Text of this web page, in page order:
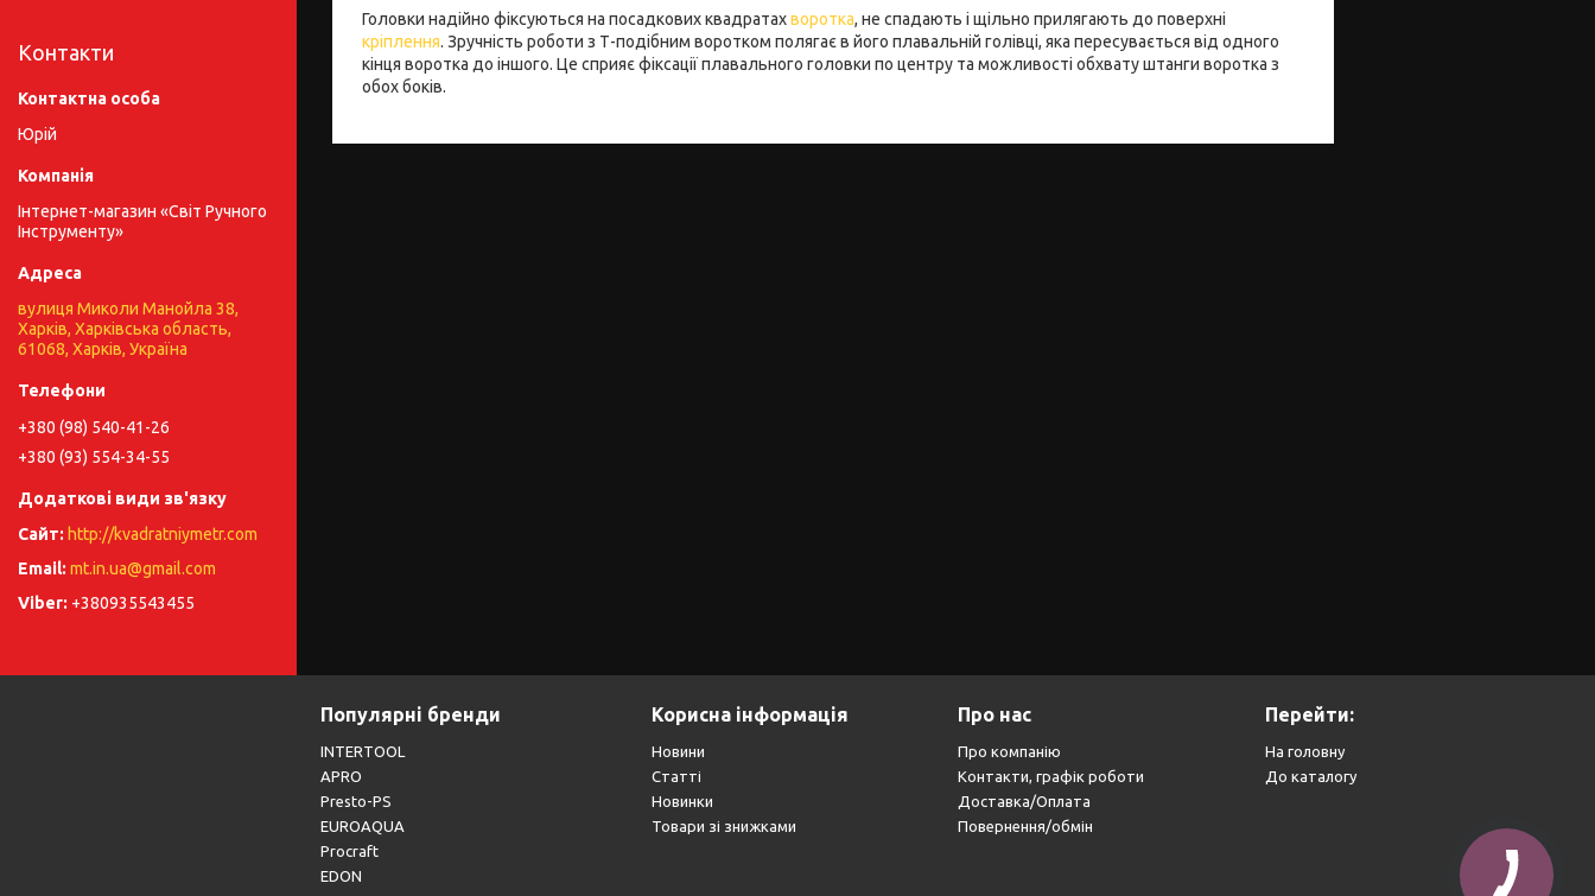
Головки надійно фіксуються на посадкових квадратахворотка, не спадають і щільно прилягають до поверхні
кріплення. Зручність роботи з Т-подібним воротком полягає в його плавальній голівці, яка пересувається від одного
кінця воротка до іншого. Це сприяє фіксації плавального головки по центру та можливості обхвату штанги воротка з
обох боків.
Контакти
Юрій
Інтернет-магазин «Світ Ручного
Інструменту»
вулиця Миколи Манойла 38,
Харків, Харківська область,
61068, Харків, Україна
+380 (98) 540-41-26
+380 (93) 554-34-55
http://kvadratniymetr.com
mt.in.ua@gmail.com
+380935543455
Популярні бренди
INTERTOOL
APRO
Presto-PS
EUROAQUA
Procraft
EDON
Корисна інформація
Новини
Статті
Новинки
Товари зі знижками
Про нас
Про компанію
Контакти, графік роботи
Доставка/Оплата
Повернення/обмін
Перейти:
На головну
До каталогу